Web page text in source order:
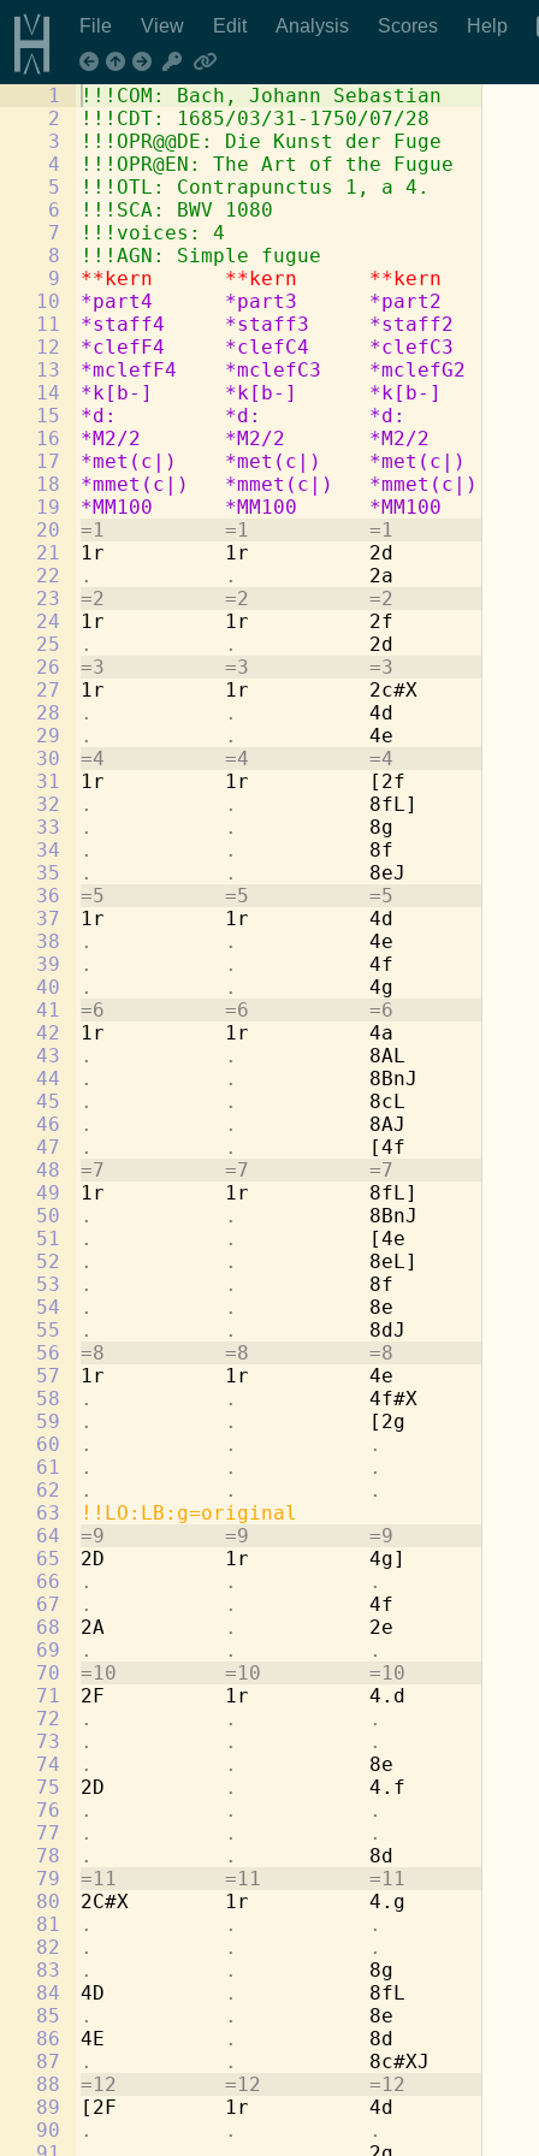
File View Edit Analysis Scores Help
1
2
3
4
5
6
7
8
9
10
11
12
13
14
15
16
17
18
19
20
21
22
23
24
25
26
27
28
29
30
31
32
33
34
35
36
37
38
39
40
41
42
43
44
45
46
47
48
49
50
51
52
53
54
55
56
57
58
59
60
61
62
63
64
65
66
67
68
69
70
71
72
73
74
75
76
77
78
79
80
81
82
83
84
85
86
87
88
89
90
!!!COM: Bach, Johann Sebastian
!!!CDT: 1685/03/31-1750/07/28
!!!OPR@@DE: Die Kunst der Fuge
!!!OPR@EN: The Art of the Fugue
!!!OTL: Contrapunctus 1, a 4.
!!!SCA: BWV 1080
!!!voices: 4
!!!AGN: Simple fugue
**kern
**kern **kern
*part4
*part3 *part2
*staff4
*staff3 *staff2
*clefF4
*clefC4 *clefC3
*mclefF4
*mclefC3 *mclefG2
*k[b-]
*k[b-] *k[b-]
*d:
*d: *d:
*M2/2
*M2/2 *M2/2
*met(c|)
*met(c|) *met(c|)
*mmet(c|)
*mmet(c|) *mmet(c|)
*MM100
*MM100 *MM100
=1          =1          =1          =1
1r          1r          2d          1r
.           . 2a
=2          =2          =2          =2
1r          1r          2f          1r
.           . 2d
=3          =3          =3          =3
1r          1r          2c#X        1r
.           . 4d
.           . 4e
=4          =4          =4          =4
1r          1r          [2f         1r
.           . 8fL]
.           . 8g
.           . 8f
.           . 8eJ
=5          =5          =5          =5
1r          1r          4d          2a
.           . 4e
.           . 4f
.           . 4g
=6          =6          =6          =6
1r          1r          4a
.           . 8AL
.           . 8BnJ
.           . 8cL         2a
.           . 8AJ
.           .
[4f
=7          =7          =7          =7
1r          1r          8fL]
.           . 8BnJ
.           .
[4e
.           . 8eL]        4a
.           . 8f
.           . 8e
.           . 8dJ
=8          =8          =8          =8
1r          1r          4e
.           . 4f#X
.           .
[2g
.           .           .
.           .           .
.           .           .
!!LO:LB:g=original
=9          =9          =9          =9
2D          1r          4g]
.           .           .
.           . 4f
2A
. 2e
.           .           .
=10         =10         =10
2F          1r          4.d
.           .           .
.           .           .
.           . 8e
2D
. 4.f
.           .           .
.           .           .
.           . 8d
=11         =11         =11
2C#X        1r          4.g
.           .           .
.           .           .
.           . 8g
4D
. 8fL
.           . 8e
4E
. 8d
.           . 8c#XJ
=12         =12         =12
[2F         1r          4d
.           .           .